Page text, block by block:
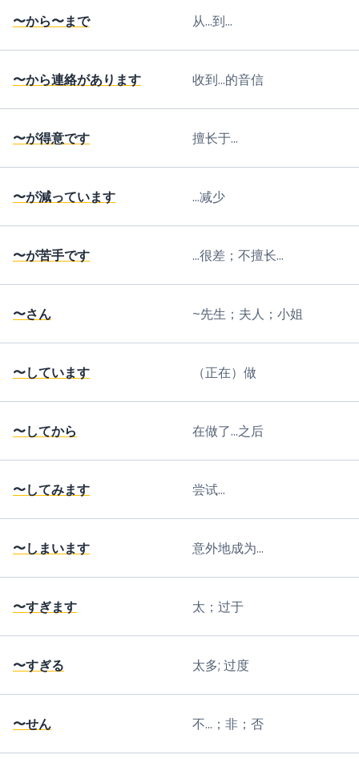
〜から〜まで 从...到...
〜から連絡があります 收到...的音信
〜が得意です 擅长于...
〜が減っています ...减少
〜が苦手です ...很差；不擅长...
〜さん ~先生；夫人；小姐
〜しています （正在）做
〜してから 在做了...之后
〜してみます 尝试...
〜しまいます 意外地成为...
〜すぎます 太；过于
〜すぎる 太多; 过度
〜せん 不...；非；否